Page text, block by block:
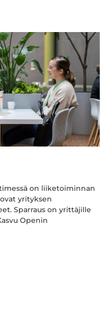
on liiketoiminnan
yrityksen
Sparraus on yrittäjille
Openin